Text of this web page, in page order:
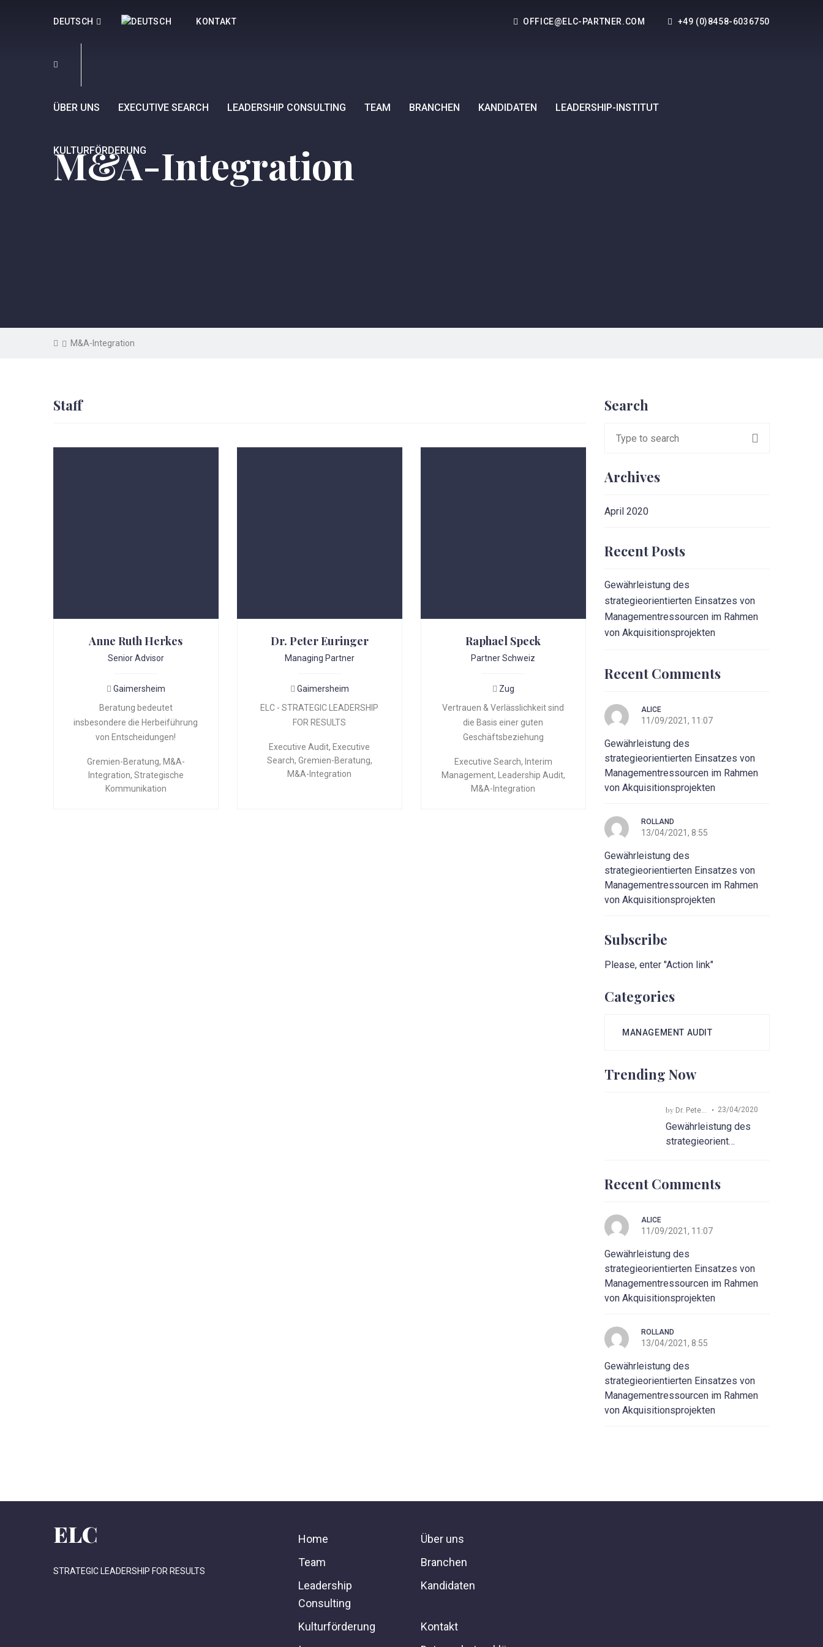
DEUTSCH KONTAKT OFFICE@ELC-PARTNER.COM +49 (0)8458-6036750
ÜBER UNS EXECUTIVE SEARCH LEADERSHIP CONSULTING TEAM BRANCHEN KANDIDATEN LEADERSHIP-INSTITUT
KULTURFÖRDERUNG
M&A-Integration
M&A-Integration
Staff
Anne Ruth Herkes
Senior Advisor
Gaimersheim
Beratung bedeutet
insbesondere die Herbeiführung
von Entscheidungen!
Gremien-Beratung, M&A-
Integration, Strategische
Kommunikation
Dr. Peter Euringer
Managing Partner
Gaimersheim
ELC - STRATEGIC LEADERSHIP
FOR RESULTS
Executive Audit, Executive
Search, Gremien-Beratung,
M&A-Integration
Raphael Speck
Partner Schweiz
Zug
Vertrauen & Verlässlichkeit sind
die Basis einer guten
Geschäftsbeziehung
Executive Search, Interim
Management, Leadership Audit,
M&A-Integration
Search
Archives
April 2020
Recent Posts
Gewährleistung des
strategieorientierten Einsatzes von
Managementressourcen im Rahmen
von Akquisitionsprojekten
Recent Comments
ALICE
11/09/2021, 11:07
Gewährleistung des
strategieorientierten Einsatzes von
Managementressourcen im Rahmen
von Akquisitionsprojekten
ROLLAND
13/04/2021, 8:55
Gewährleistung des
strategieorientierten Einsatzes von
Managementressourcen im Rahmen
von Akquisitionsprojekten
Subscribe
Please, enter "Action link"
Categories
MANAGEMENT AUDIT
Trending Now
by Dr. Peter Euringer 23/04/2020
Gewährleistung des
strategieorient…
Recent Comments
ALICE
11/09/2021, 11:07
Gewährleistung des
strategieorientierten Einsatzes von
Managementressourcen im Rahmen
von Akquisitionsprojekten
ROLLAND
13/04/2021, 8:55
Gewährleistung des
strategieorientierten Einsatzes von
Managementressourcen im Rahmen
von Akquisitionsprojekten
ELC
STRATEGIC LEADERSHIP FOR RESULTS
Home
Über uns
Team
Branchen
Leadership
Consulting
Kandidaten
Kulturförderung
Kontakt